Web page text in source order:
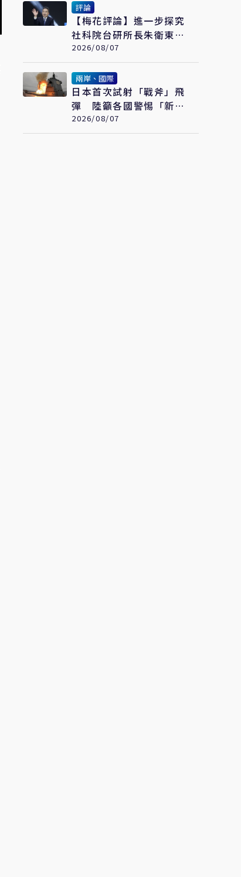
評論
【梅花評論】進一步探究
社科院台研所長朱衛東的
「不統而統」
2026/08/07
兩岸、國際
日本首次試射「戰斧」飛
彈 陸籲各國警惕「新型
軍國主義」發展
2026/08/07